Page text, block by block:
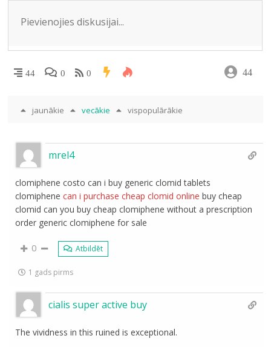
ki
44 0 0 44
jaunākie vecākie vispopulārākie
mrel4
clomiphene costo can i buy generic clomid tablets
clomiphenecan i purchase cheap clomid online buy cheap
clomid can you buy cheap clomiphene without a prescription
order generic clomiphene for sale
0 Atbildēt
1 gads pirms
cialis super active buy
The vividness in this ruined is exceptional.